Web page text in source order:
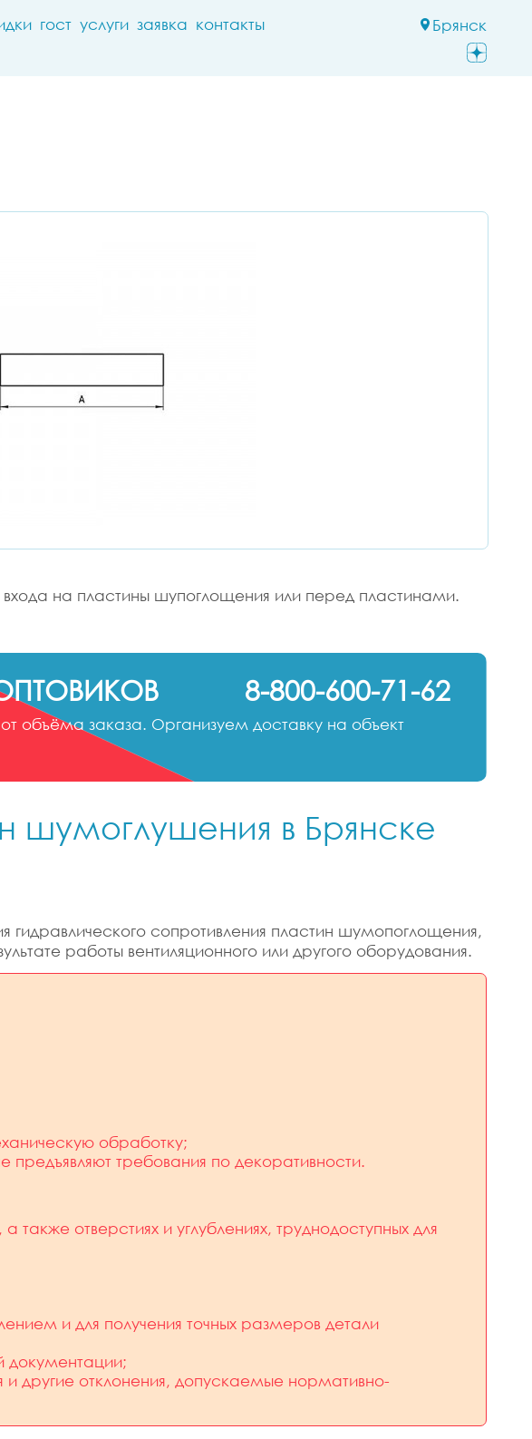
Брянск
гост услуги заявка контакты
на пластины шупоглощения или перед пластинами.
8-800-600-71-62
объёма заказа. Организуем доставку на объект
шумоглушения в Брянске
сопротивления пластин шумопоглощения,
работы вентиляционного или другого оборудования.
обработку;
требования по декоративности.
отверстиях и углублениях, труднодоступных для
и для получения точных размеров детали
документации;
другие отклонения, допускаемые нормативно-